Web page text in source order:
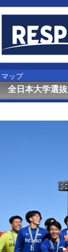
ップ
全日本大学選抜